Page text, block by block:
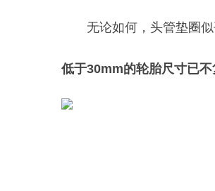
无论如何，头管垫圈
低于30mm的轮胎尺寸已不